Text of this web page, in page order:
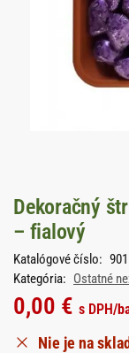
Dekoračný
– fialový
Katalógové číslo:
Kategória: Ostatné
0,00 € s DPH/
Nie je na